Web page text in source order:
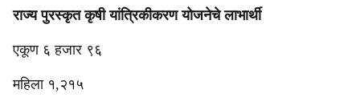
राज्य पुरस्कृत कृषी यांत्रिकीकरण योजनेचे लाभार्थी
एकूण ६ हजार ९६
महिला १,२१५